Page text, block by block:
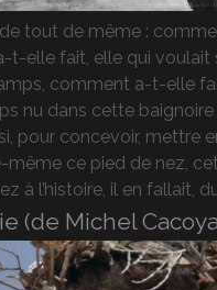
tout de même :
t-elle fait, elle qui voulait
comment a-t-elle
nu dans cette
pour concevoir, mettre
même ce pied de nez,
à l’histoire, il en fallait,
(de Michel